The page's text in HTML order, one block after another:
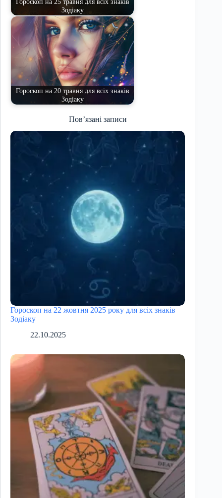
Зодіаку
Гороскоп на 20 травня для всіх знаків
Зодіаку
Пов’язані записи
Гороскоп на 22 жовтня 2025 року для всіх знаків
Зодіаку
22.10.2025